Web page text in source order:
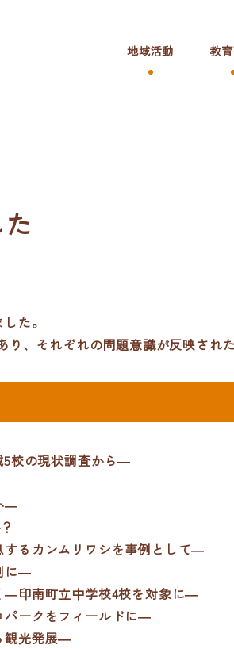
地域活動 教
た。
、それぞれの問題意識が反映された
5校の現状調査から―
―
るカンムリワシを事例として―
に―
―印南町立中学校4校を対象に―
パークをフィールドに―
観光発展―